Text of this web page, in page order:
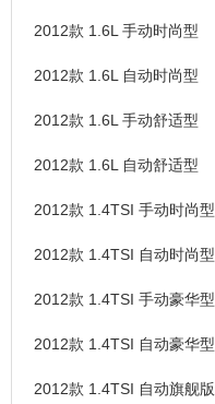
2012款 1.6L 手动时尚型
2012款 1.6L 自动时尚型
2012款 1.6L 手动舒适型
2012款 1.6L 自动舒适型
2012款 1.4TSI 手动时尚型
2012款 1.4TSI 自动时尚型
2012款 1.4TSI 手动豪华型
2012款 1.4TSI 自动豪华型
2012款 1.4TSI 自动旗舰版